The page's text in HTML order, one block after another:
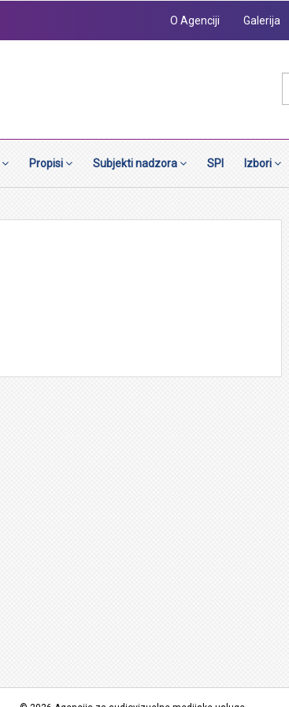
O Agenciji Galerija
Propisi Subjekti nadzora SPI Izbori